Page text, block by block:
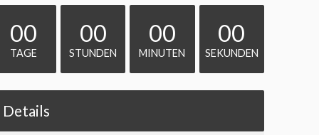
00
TAGE
00
STUNDEN
00
MINUTEN
00
SEKUNDEN
Details